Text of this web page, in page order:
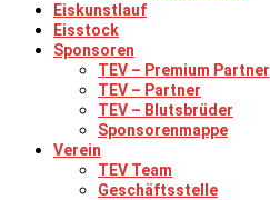
Eiskunstlauf
Eisstock
Sponsoren
TEV – Premium Partner
TEV – Partner
TEV – Blutsbrüder
Sponsorenmappe
Verein
TEV Team
Geschäftsstelle